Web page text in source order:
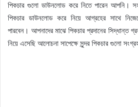
পিকচার গুলো ডাউনলোড করে নিতে পারেন আপনি।
পিকচার ডাউনলোড করে নিয়ে আগ্রহের সাথে
পারবেন। আপনাদের মাঝে পিকচার প্রদানের
নিয়ে এসেছি আলোচনা সাপেক্ষে সুন্দর পিকচার গুলো